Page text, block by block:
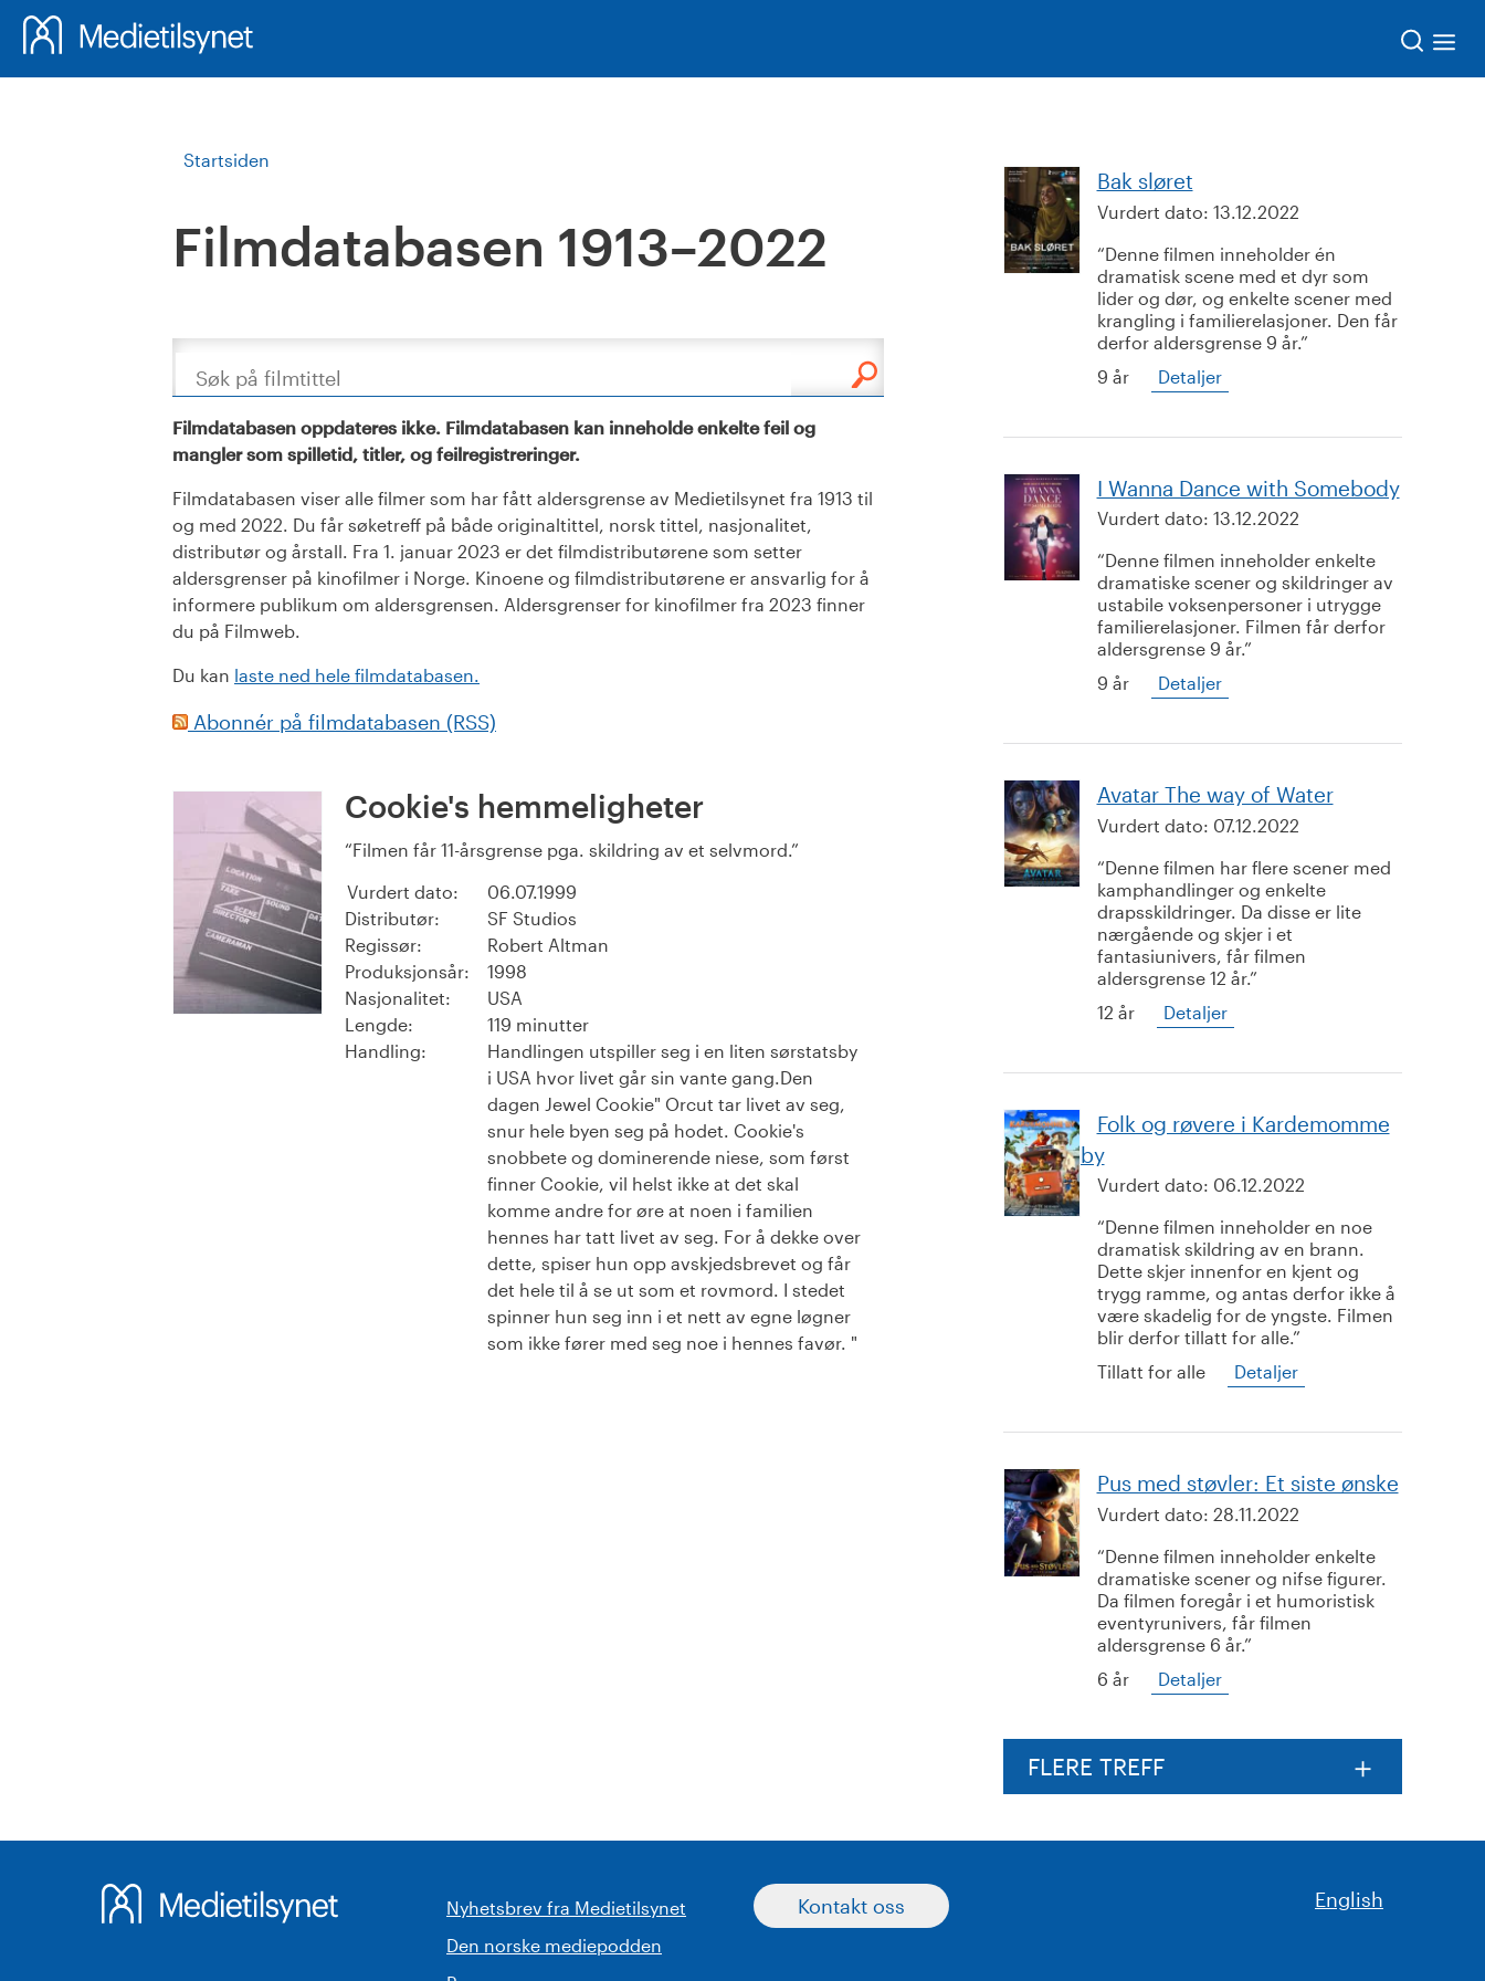
Startsiden
Filmdatabasen 1913–2022
Søk
Filmdatabasen oppdateres ikke. Filmdatabasen kan inneholde enkelte feil og
mangler som spilletid, titler, og feilregistreringer.
Filmdatabasen viser alle filmer som har fått aldersgrense av Medietilsynet fra 1913 til
og med 2022. Du får søketreff på både originaltittel, norsk tittel, nasjonalitet,
distributør og årstall. Fra 1. januar 2023 er det filmdistributørene som setter
aldersgrenser på kinofilmer i Norge. Kinoene og filmdistributørene er ansvarlig for å
informere publikum om aldersgrensen. Aldersgrenser for kinofilmer fra 2023 finner
du på Filmweb.
Du kan laste ned hele filmdatabasen.
Abonnér på filmdatabasen (RSS)
Cookie's hemmeligheter
Filmen får 11-årsgrense pga. skildring av et selvmord.
Vurdert dato:
06.07.1999
Distributør:
SF Studios
Regissør:
Robert Altman
Produksjonsår:
1998
Nasjonalitet:
USA
Lengde:
119 minutter
Handling:
Handlingen utspiller seg i en liten sørstatsby
i USA hvor livet går sin vante gang.Den
dagen Jewel Cookie" Orcut tar livet av seg,
snur hele byen seg på hodet. Cookie's
snobbete og dominerende niese, som først
finner Cookie, vil helst ikke at det skal
komme andre for øre at noen i familien
hennes har tatt livet av seg. For å dekke over
dette, spiser hun opp avskjedsbrevet og får
det hele til å se ut som et rovmord. I stedet
spinner hun seg inn i et nett av egne løgner
som ikke fører med seg noe i hennes favør. "
Bak sløret
Vurdert dato: 13.12.2022
Denne filmen inneholder én
dramatisk scene med et dyr som
lider og dør, og enkelte scener med
krangling i familierelasjoner. Den får
derfor aldersgrense 9 år.
9 år
Detaljer
I Wanna Dance with Somebody
Vurdert dato: 13.12.2022
Denne filmen inneholder enkelte
dramatiske scener og skildringer av
ustabile voksenpersoner i utrygge
familierelasjoner. Filmen får derfor
aldersgrense 9 år.
9 år
Detaljer
Avatar The way of Water
Vurdert dato: 07.12.2022
Denne filmen har flere scener med
kamphandlinger og enkelte
drapsskildringer. Da disse er lite
nærgående og skjer i et
fantasiunivers, får filmen
aldersgrense 12 år.
12 år
Detaljer
Folk og røvere i Kardemomme
by
Vurdert dato: 06.12.2022
Denne filmen inneholder en noe
dramatisk skildring av en brann.
Dette skjer innenfor en kjent og
trygg ramme, og antas derfor ikke å
være skadelig for de yngste. Filmen
blir derfor tillatt for alle.
Tillatt for alle
Detaljer
Pus med støvler: Et siste ønske
Vurdert dato: 28.11.2022
Denne filmen inneholder enkelte
dramatiske scener og nifse figurer.
Da filmen foregår i et humoristisk
eventyrunivers, får filmen
aldersgrense 6 år.
6 år
Detaljer
FLERE TREFF
Nyhetsbrev fra Medietilsynet
Den norske mediepodden
Kontakt oss English